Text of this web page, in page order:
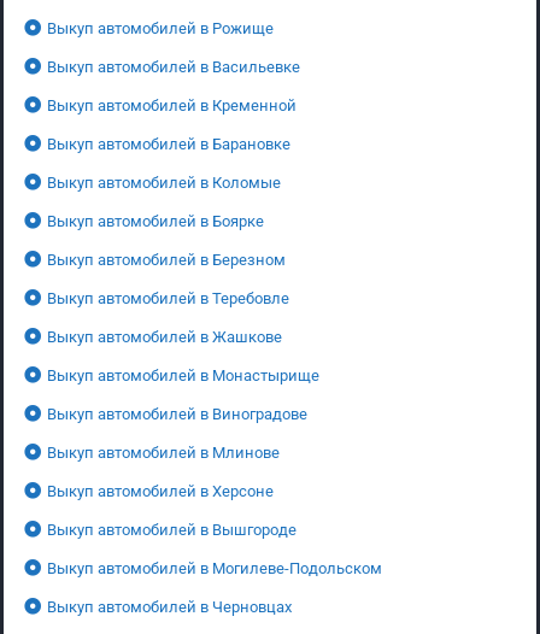
Выкуп автомобилей в Рожище
Выкуп автомобилей в Васильевке
Выкуп автомобилей в Кременной
Выкуп автомобилей в Барановке
Выкуп автомобилей в Коломые
Выкуп автомобилей в Боярке
Выкуп автомобилей в Березном
Выкуп автомобилей в Теребовле
Выкуп автомобилей в Жашкове
Выкуп автомобилей в Монастырище
Выкуп автомобилей в Виноградове
Выкуп автомобилей в Млинове
Выкуп автомобилей в Херсоне
Выкуп автомобилей в Вышгороде
Выкуп автомобилей в Могилеве-Подольском
Выкуп автомобилей в Черновцах